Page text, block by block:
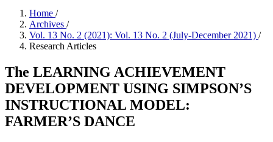
Home /
Archives /
Vol. 13 No. 2 (2021): Vol. 13 No. 2 (July-December 2021) /
Research Articles
The LEARNING ACHIEVEMENT
DEVELOPMENT USING SIMPSON’S
INSTRUCTIONAL MODEL:
FARMER’S DANCE